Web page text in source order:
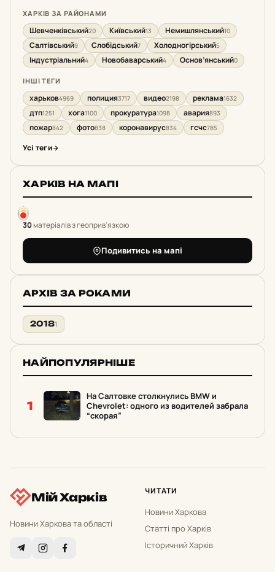
ХАРКІВ ЗА РАЙОНАМИ
Шевченківський20 Київський13 Немишлянський10
Салтівський9 Слобідський7 Холодногірський5
Індустріальний4 Новобаварський4 Основ’янський0
ІНШІ ТЕГИ
харьков4969 полиция3717 видео2198 реклама1632
дтп1251 хога1100 прокуратура1098 авария893
пожар842 фото838 коронавирус834 гсчс785
Усі теги
ХАРКІВ НА МАПІ
30матеріалів з геоприв'язкою
Подивитись на мапі
АРХІВ ЗА РОКАМИ
20181
НАЙПОПУЛЯРНІШЕ
1
На Салтовке столкнулись ВМW и
Сhevrolet: одного из водителей забрала
“скорая”
Мій Харків
Новини Харкова та області
ЧИТАТИ
Новини Харкова
Статті про Харків
Історичний Харків